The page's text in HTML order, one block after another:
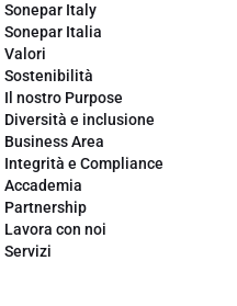
Sonepar Italy
Sonepar Italia
Valori
Sostenibilità
Il nostro Purpose
Diversità e inclusione
Business Area
Integrità e Compliance
Accademia
Partnership
Lavora con noi
Servizi